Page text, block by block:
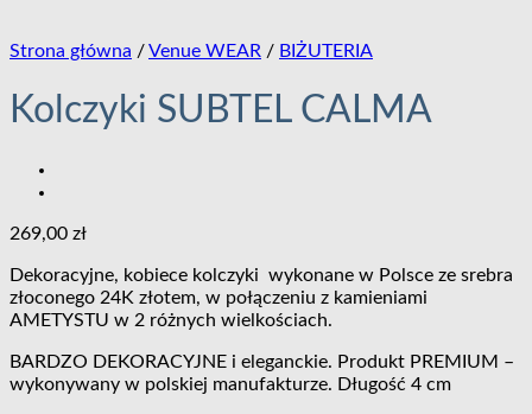
Strona główna /Venue WEAR / BIŻUTERIA
Kolczyki SUBTEL CALMA
269,00 zł
Dekoracyjne, kobiece kolczyki wykonane w Polsce ze srebra
złoconego 24K złotem, w połączeniu z kamieniami
AMETYSTU w 2 różnych wielkościach.
BARDZO DEKORACYJNE i eleganckie. Produkt PREMIUM –
wykonywany w polskiej manufakturze. Długość 4 cm